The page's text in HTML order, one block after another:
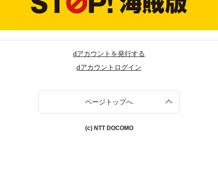
dアカウントを発行する
dアカウントログイン
ページトップへ
(c) NTT DOCOMO